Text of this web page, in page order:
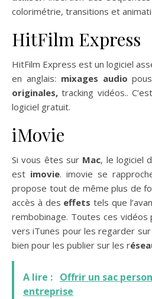
colorimétrie, transitions et
HitFilm Express
HitFilm Express est un logiciel
en anglais: mixages audio
originales, tracking vidéos..
logiciel gratuit.
iMovie
Si vous êtes sur Mac, le logiciel
est imovie. imovie se
propose tout de même plus de
accès à des effetstels que
rembobinage. Toutes ces
vers iTunes pour les regarder
bien pour les publier sur les r
A lire : Offrir un sac
entreprise